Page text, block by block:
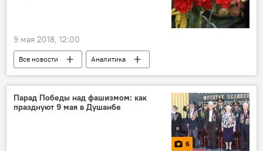
9 мая 2018, 12:00
Все новости
Аналитика
9 мая - День Победы в Великой Отечественной войне
Афганистан
ветеран
Великая Отечественная война (1941-1945)
Парад Победы над фашизмом: как
празднуют 9 мая в Душанбе
6